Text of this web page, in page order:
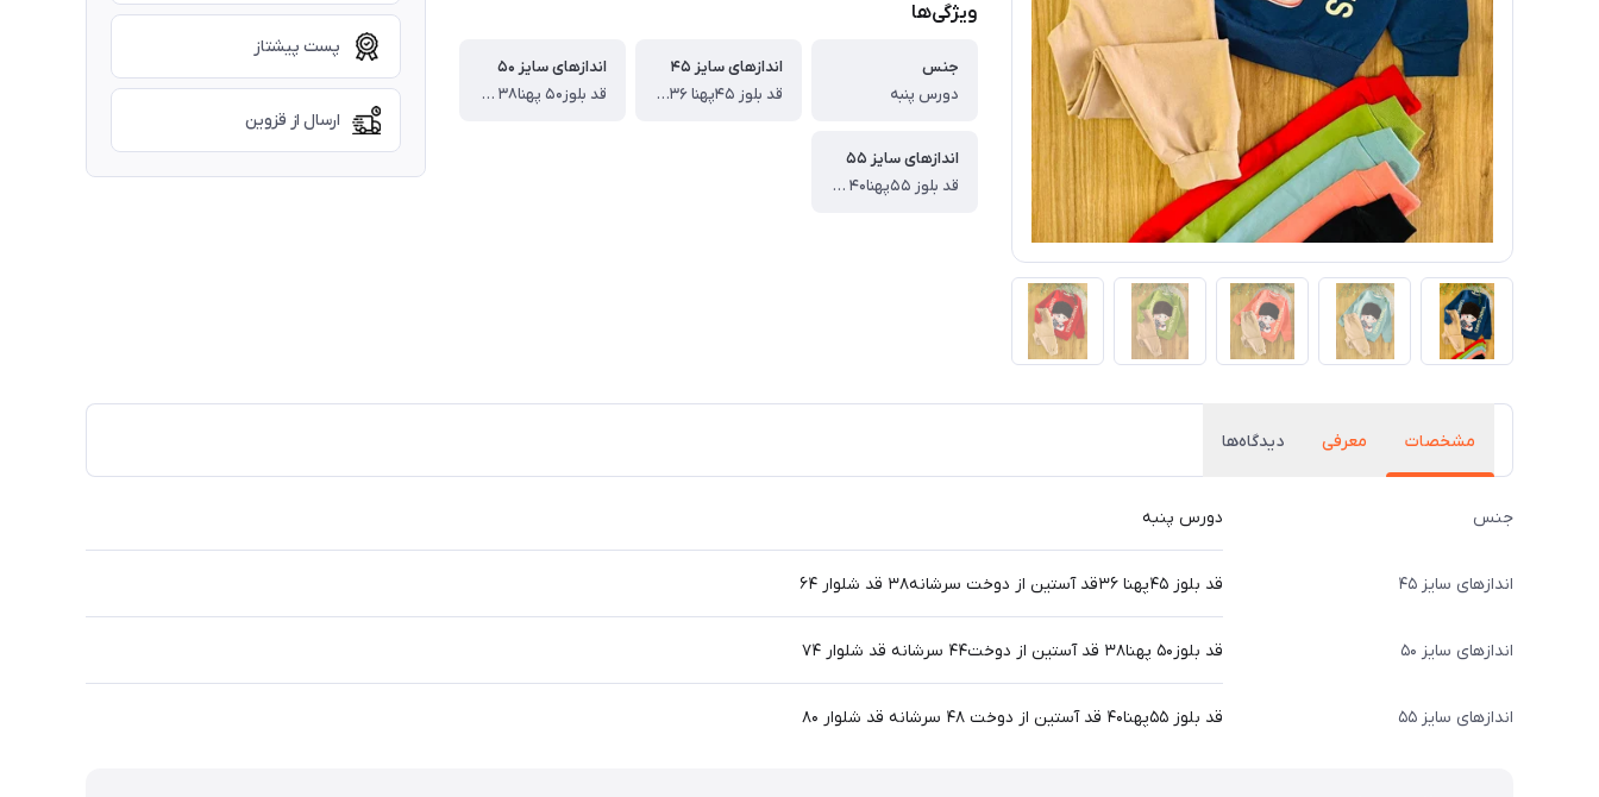
ویژگی‌ها
جنس
دورس پنبه
اندازهای سایز ۴۵
قد بلوز ۴۵پهنا ۳۶قد آستین از دوخت سرشانه۳۸ قد شلوار ۶۴
اندازهای سایز ۵۰
قد بلوز۵۰ پهنا۳۸ قد آستین از دوخت۴۴ سرشانه قد شلوار ۷۴
اندازهای سایز ۵۵
قد بلوز ۵۵پهنا۴۰ قد آستین از دوخت ۴۸ سرشانه قد شلوار ۸۰
پست پیشتاز
ارسال از قزوین
مشخصات معرفی دیدگاه‌ها
جنس دورس پنبه
اندازهای سایز ۴۵ قد بلوز ۴۵پهنا ۳۶قد آستین از دوخت سرشانه۳۸ قد شلوار ۶۴
اندازهای سایز ۵۰ قد بلوز۵۰ پهنا۳۸ قد آستین از دوخت۴۴ سرشانه قد شلوار ۷۴
اندازهای سایز ۵۵ قد بلوز ۵۵پهنا۴۰ قد آستین از دوخت ۴۸ سرشانه قد شلوار ۸۰